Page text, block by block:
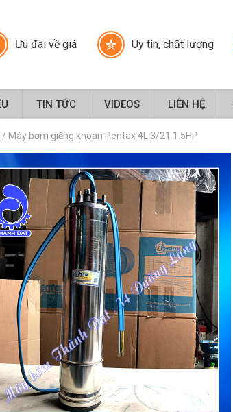
Ưu đãi về giá Uy tín, chất lượng
TIN TỨC VIDEOS LIÊN HỆ
/ Máy bơm giếng khoan Pentax 4L 3/21 1.5HP